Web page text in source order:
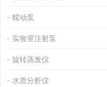
蠕动泵
实验室注射泵
旋转蒸发仪
水质分析仪